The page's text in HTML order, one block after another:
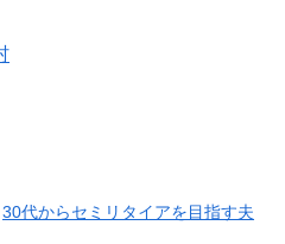
30代からセミリタイアを目指す夫